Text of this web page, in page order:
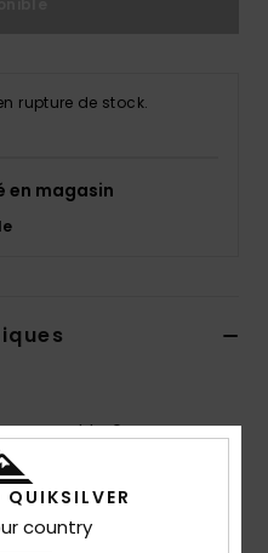
rupture de stock.
en magasin
bhq0
country